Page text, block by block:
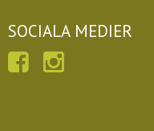
SOCIALA MEDIER